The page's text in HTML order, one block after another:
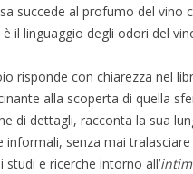
succede al profumo del vino
il linguaggio degli odori del
risponde con chiarezza nel
alla scoperta di quella
di dettagli, racconta la sua
senza mai tralasciare
e ricerche intorno all’